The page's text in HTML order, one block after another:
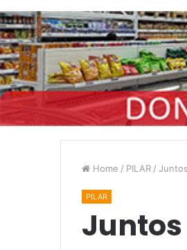
Home / PILAR /
PILAR